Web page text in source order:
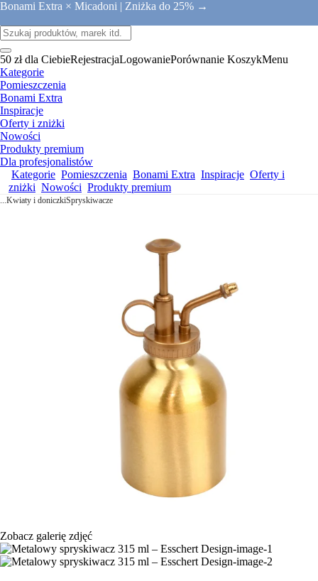
Bonami Extra × Micadoni | Zniżka do 25% →
50 zł dla CiebieRejestracjaLogowaniePorównanie KoszykMenu
Kategorie
Pomieszczenia
Bonami Extra
Inspiracje
Oferty i zniżki
Nowości
Produkty premium
Dla profesjonalistów
Kategorie Pomieszczenia Bonami Extra Inspiracje Oferty i
zniżki Nowości Produkty premium
...Kwiaty i doniczkiSpryskiwacze
Zobacz galerię zdjęć